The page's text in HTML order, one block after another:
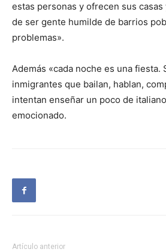
estas personas y ofrecen sus
de ser gente humilde de barrios
problemas».
Además «cada noche es una fiesta.
inmigrantes que bailan, hablan,
intentan enseñar un poco de
emocionado.
Artículo anterior